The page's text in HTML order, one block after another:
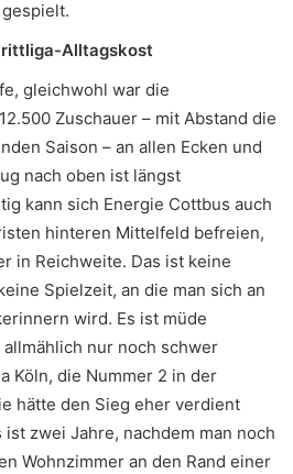
Alltagskost
gleichwohl war die
Zuschauer – mit Abstand die
Saison – an allen Ecken und
nach oben ist längst
kann sich Energie Cottbus auch
hinteren Mittelfeld befreien,
in Reichweite. Das ist keine
Spielzeit, an die man sich an
wird. Es ist müde
nur noch schwer
Köln, die Nummer 2 in der
hätte den Sieg eher verdient
ist zwei Jahre, nachdem man noch
Wohnzimmer an den Rand einer